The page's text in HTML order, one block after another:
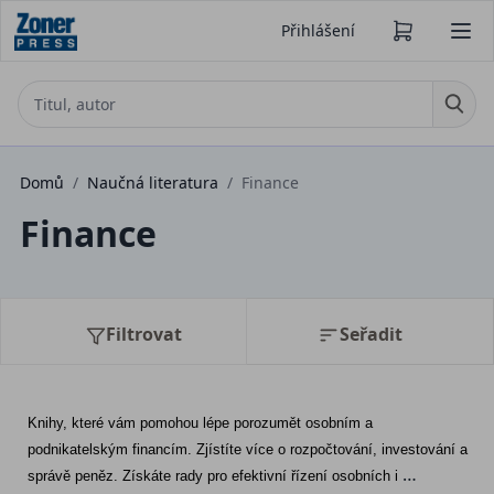
Přihlášení
Domů / Naučná literatura / Finance
Finance
Filtrovat Seřadit
Knihy, které vám pomohou lépe porozumět osobním a
podnikatelským financím. Zjístíte více o rozpočtování, investování a
správě peněz. Získáte rady pro efektivní řízení osobních i